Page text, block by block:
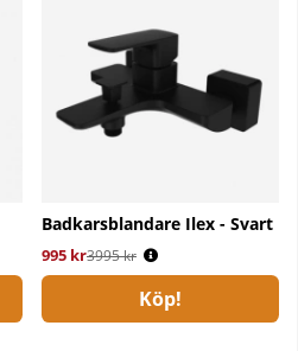
Badkarsblandare Ilex - Svart
995 kr
Ordinarie pris:
3995 kr
Köp!